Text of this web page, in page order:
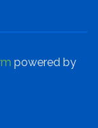
powered by